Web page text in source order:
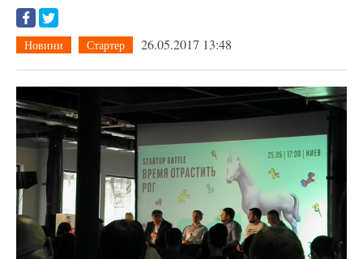
Новини Стартер 26.05.2017 13:48